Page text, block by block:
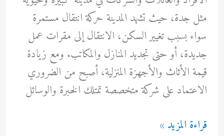
مثل جدة، حيث تشهد المدينة حركة انتقال مستمرة
سواء بسبب تغيير السكن، الانتقال إلى مقرات عمل
جديدة، أو حتى تجديد المنازل والمكاتب. ومع زيادة
قيمة الأثاث والأجهزة المنزلية، أصبح من الضروري
الاعتماد على شركة متخصصة تمتلك الخبرة والوسائل
نقل
قراءة المزيد »